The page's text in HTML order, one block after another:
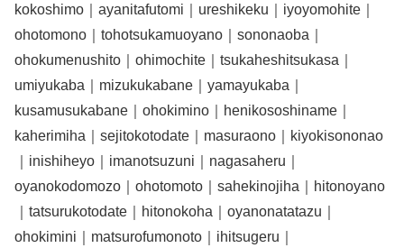
kokoshimo｜ayanitafutomi｜ureshikeku｜iyoyomohite｜
ohotomono｜tohotsukamuoyano｜sononaoba｜
ohokumenushito｜ohimochite｜tsukaheshitsukasa｜
umiyukaba｜mizukukabane｜yamayukaba｜
kusamusukabane｜ohokimino｜henikososhiname｜
kaherimiha｜sejitokotodate｜masuraono｜kiyokisononao
｜inishiheyo｜imanotsuzuni｜nagasaheru｜
oyanokodomozo｜ohotomoto｜sahekinojiha｜hitonoyano
｜tatsurukotodate｜hitonokoha｜oyanonatatazu｜
ohokimini｜matsurofumonoto｜ihitsugeru｜